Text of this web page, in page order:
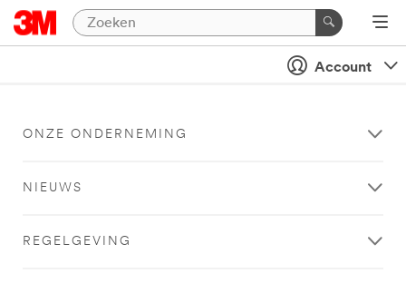
Account
ONZE ONDERNEMING
NIEUWS
REGELGEVING